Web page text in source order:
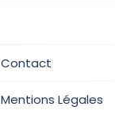
Contact
Mentions Légales